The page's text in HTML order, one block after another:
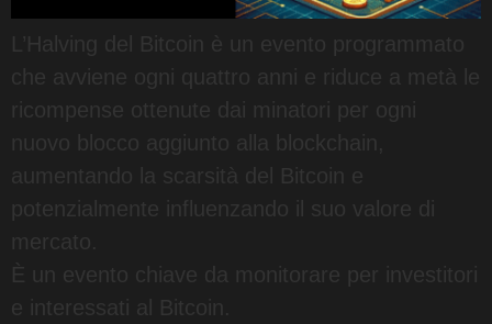
L’Halving del Bitcoin è un evento programmato
che avviene ogni quattro anni e riduce a metà le
ricompense ottenute dai minatori per ogni
nuovo blocco aggiunto alla blockchain,
aumentando la scarsità del Bitcoin e
potenzialmente influenzando il suo valore di
È un evento chiave da monitorare per investitori
e interessati al Bitcoin.